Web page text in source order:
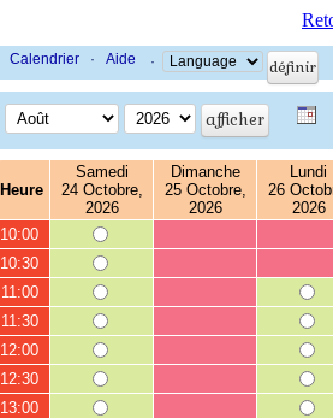
Calendrier · Aide ·
Heure
Samedi
24 Octobre,
2026
Dimanche
25 Octobre,
2026
Lundi
26
2026
10:00
10:30
11:00
11:30
12:00
12:30
13:00